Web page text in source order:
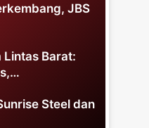
JBS
Lintas Barat:
Steel dan